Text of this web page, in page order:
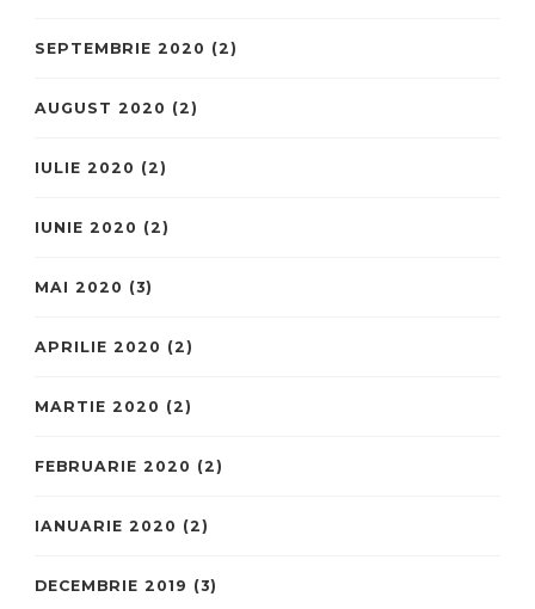
SEPTEMBRIE 2020 (2)
AUGUST 2020 (2)
IULIE 2020 (2)
IUNIE 2020 (2)
MAI 2020 (3)
APRILIE 2020 (2)
MARTIE 2020 (2)
FEBRUARIE 2020 (2)
IANUARIE 2020 (2)
DECEMBRIE 2019 (3)